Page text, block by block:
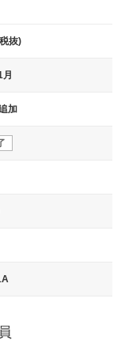
抜)
加